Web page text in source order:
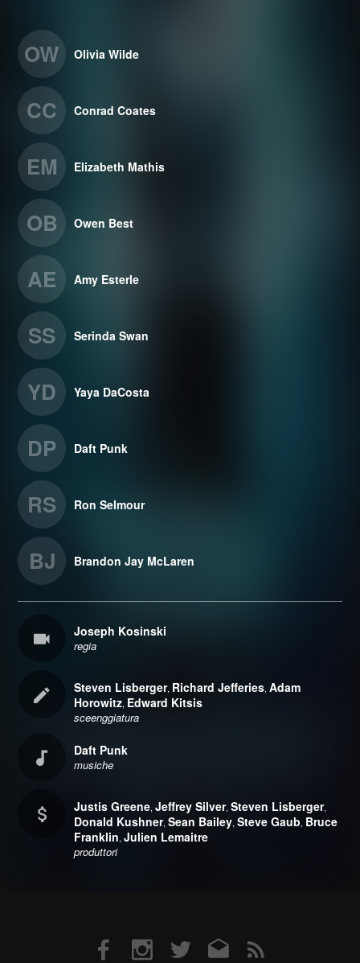
OW Olivia Wilde
CC Conrad Coates
EM Elizabeth Mathis
OB Owen Best
AE Amy Esterle
SS Serinda Swan
YD Yaya DaCosta
DP Daft Punk
RS Ron Selmour
BJ Brandon Jay McLaren
Joseph Kosinski
regia
Steven Lisberger, Richard Jefferies,Adam
Horowitz, Edward Kitsis
sceenggiatura
Daft Punk
musiche
Justis Greene,Jeffrey Silver,Steven Lisberger,
Donald Kushner,Sean Bailey,Steve Gaub, Bruce
Franklin,Julien Lemaitre
produttori